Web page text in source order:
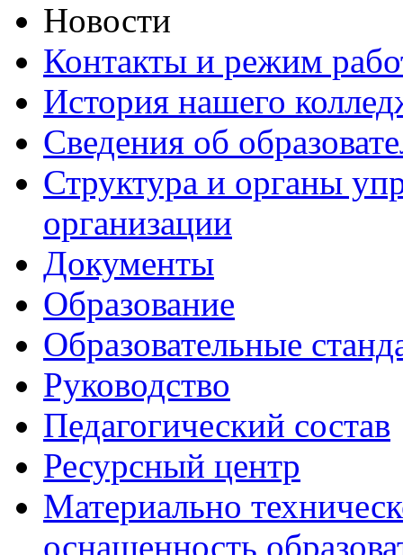
Новости
Контакты и режим
История нашего
Сведения об
Структура и органы
организации
Документы
Образование
Образовательные
Руководство
Педагогический состав
Ресурсный центр
Материально
оснащенность